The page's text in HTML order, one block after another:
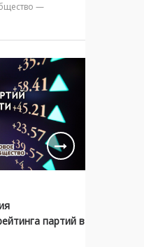
—
партий в